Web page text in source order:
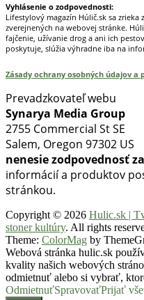
Vyhlásenie o zodpovednosti:
Lifestylový magazín Húlič.sk sa
zverejnených na webovej stránke.
fajčenie, užívanie drog a ani ich
poskytuje, slúžia výhradne iba na
Zásady ochrany osobných údajov a
Prevadzkovateľ webu
Synarya Media Group
2755 Commercial St SE
Salem, Oregon 97302 US
nenesie zodpovednosť
informácií a produktov
stránkou.
Copyright © 2026 Hulic.sk |
stoner kultúry. All rights
Theme: ColorMag by
Webová stránka hulic.sk
kvality našich webových
odmietnuť alebo si vybrať,
OdmietnuťSpravovaťPrijať